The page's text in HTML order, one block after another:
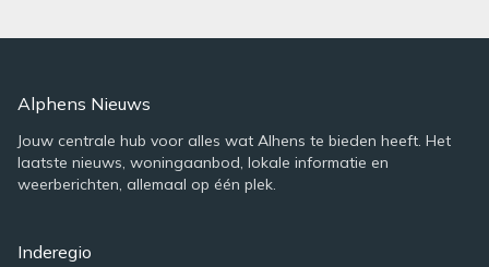
Alphens Nieuws
Jouw centrale hub voor alles wat Alhens te bieden heeft. Het
laatste nieuws, woningaanbod, lokale informatie en
weerberichten, allemaal op één plek.
Inderegio